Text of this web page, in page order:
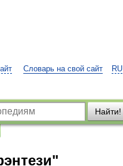
RU
Словарь на свой сайт
Найти!